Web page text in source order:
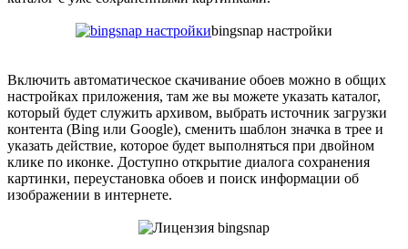
bingsnap настройки
Включить автоматическое скачивание обоев можно в общих
настройках приложения, там же вы можете указать каталог,
который будет служить архивом, выбрать источник загрузки
контента (Bing или Google), сменить шаблон значка в трее и
указать действие, которое будет выполняться при двойном
клике по иконке. Доступно открытие диалога сохранения
картинки, переустановка обоев и поиск информации об
изображении в интернете.